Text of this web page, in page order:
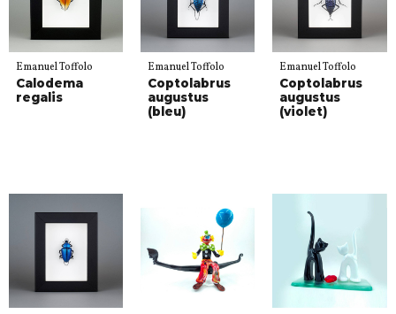
Emanuel Toffolo
Calodema
regalis
Emanuel Toffolo
Coptolabrus
augustus
(bleu)
Emanuel Toffolo
Coptolabrus
augustus
(violet)